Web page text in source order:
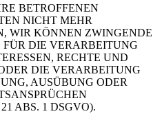
BETROFFENEN
NICHT MEHR
WIR KÖNNEN ZWINGENDE
DIE VERARBEITUNG
RECHTE UND
DIE VERARBEITUNG
AUSÜBUNG ODER
ABS. 1 DSGVO).